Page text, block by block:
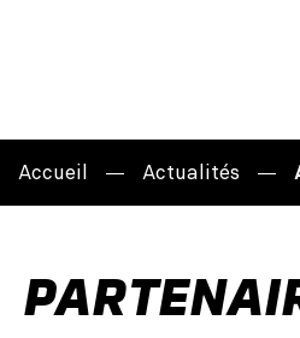
Accueil Actualités